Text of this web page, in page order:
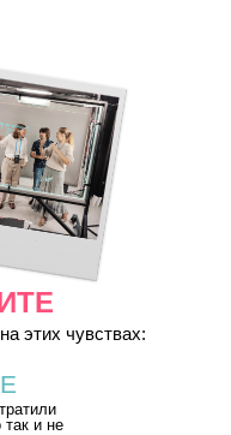
этих чувствах:
так и не